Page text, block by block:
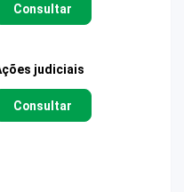
Consultar
judiciais
Consultar